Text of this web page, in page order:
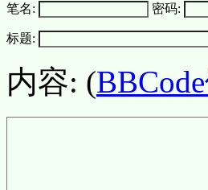
笔名: 密码:
标题:
内容: (